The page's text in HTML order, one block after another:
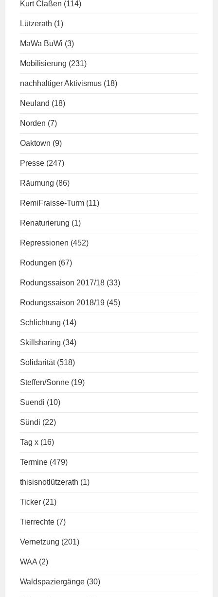
Kurt Claßen (114)
Lützerath (1)
MaWa BuWi (3)
Mobilisierung (231)
nachhaltiger Aktivismus (18)
Neuland (18)
Norden (7)
Oaktown (9)
Presse (247)
Räumung (86)
RemiFraisse-Turm (11)
Renaturierung (1)
Repressionen (452)
Rodungen (67)
Rodungssaison 2017/18 (33)
Rodungssaison 2018/19 (45)
Schlichtung (14)
Skillsharing (34)
Solidarität (518)
Steffen/Sonne (19)
Suendi (10)
Sündi (22)
Tag x (16)
Termine (479)
thisisnotlützerath (1)
Ticker (21)
Tierrechte (7)
Vernetzung (201)
WAA (2)
Waldspaziergänge (30)